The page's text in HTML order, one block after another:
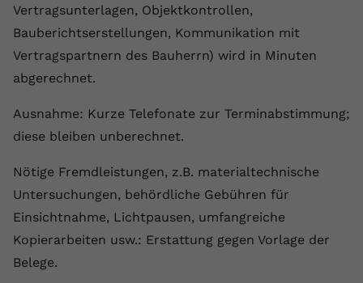
Vertragsunterlagen, Objektkontrollen,
Bauberichtserstellungen, Kommunikation mit
Vertragspartnern des Bauherrn) wird in Minuten
abgerechnet.
Ausnahme: Kurze Telefonate zur Terminabstimmung;
diese bleiben unberechnet.
Nötige Fremdleistungen, z.B. materialtechnische
Untersuchungen, behördliche Gebühren für
Einsichtnahme, Lichtpausen, umfangreiche
Kopierarbeiten usw.: Erstattung gegen Vorlage der
Belege.